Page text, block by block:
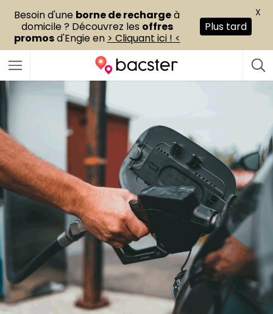
Besoin d'une borne de rechargeà
domicile ? Découvrez les offres
promosd'Engie en > Cliquant ici ! <
Plus tard
X